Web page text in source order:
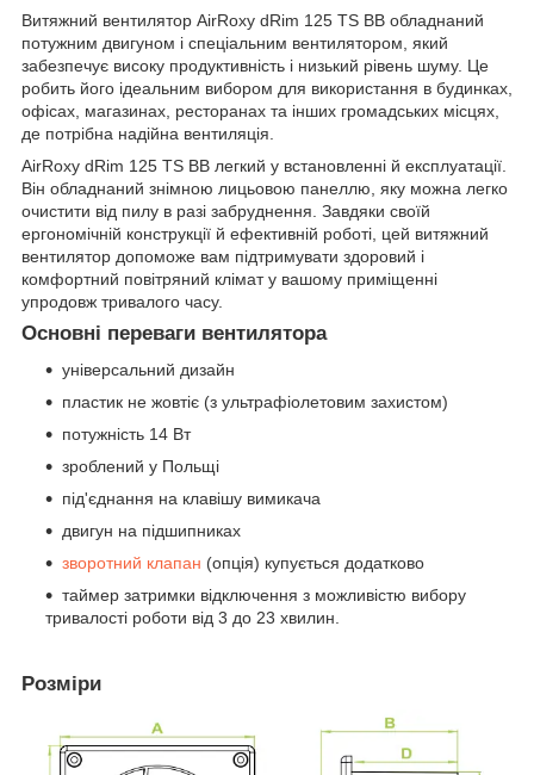
Витяжний вентилятор AirRoxy dRim 125 TS BB обладнаний
потужним двигуном і спеціальним вентилятором, який
забезпечує високу продуктивність і низький рівень шуму. Це
робить його ідеальним вибором для використання в будинках,
офісах, магазинах, ресторанах та інших громадських місцях,
де потрібна надійна вентиляція.
AirRoxy dRim 125 TS BB легкий у встановленні й експлуатації.
Він обладнаний знімною лицьовою панеллю, яку можна легко
очистити від пилу в разі забруднення. Завдяки своїй
ергономічній конструкції й ефективній роботі, цей витяжний
вентилятор допоможе вам підтримувати здоровий і
комфортний повітряний клімат у вашому приміщенні
упродовж тривалого часу.
Основні переваги вентилятора
універсальний дизайн
пластик не жовтіє (з ультрафіолетовим захистом)
потужність 14 Вт
зроблений у Польщі
під'єднання на клавішу вимикача
двигун на підшипниках
зворотний клапан (опція) купується додатково
таймер затримки відключення з можливістю вибору
тривалості роботи від 3 до 23 хвилин.
Розміри